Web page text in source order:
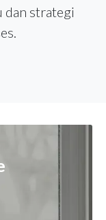
dan strategi